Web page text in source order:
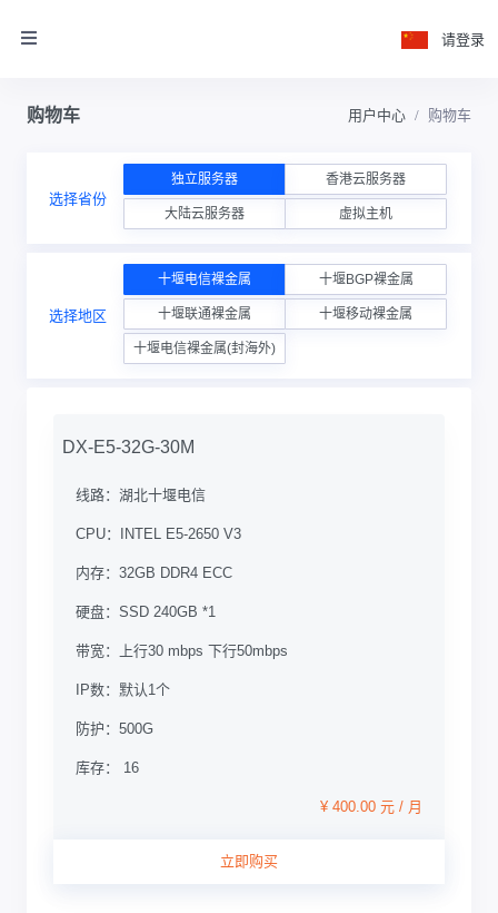
请登录
购物车 用户中心 购物车
选择省份
独立服务器 香港云服务器
大陆云服务器 虚拟主机
选择地区
十堰电信裸金属 十堰BGP裸金属
十堰联通裸金属 十堰移动裸金属
十堰电信裸金属(封海外)
DX-E5-32G-30M
线路： 湖北十堰电信
CPU： INTEL E5-2650 V3
内存： 32GB DDR4 ECC
硬盘： SSD 240GB *1
带宽： 上行30 mbps 下行50mbps
IP数： 默认1个
防护： 500G
库存： 16
¥ 400.00 元 / 月
立即购买